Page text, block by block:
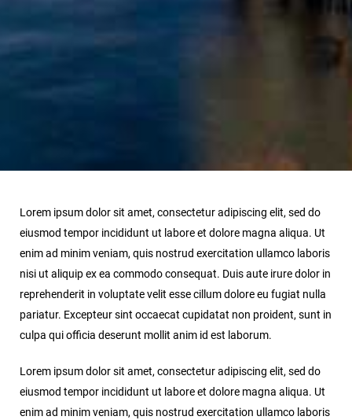
Lorem ipsum dolor sit amet, consectetur adipiscing elit, sed do
eiusmod tempor incididunt ut labore et dolore magna aliqua. Ut
enim ad minim veniam, quis nostrud exercitation ullamco laboris
nisi ut aliquip ex ea commodo consequat. Duis aute irure dolor in
reprehenderit in voluptate velit esse cillum dolore eu fugiat nulla
pariatur. Excepteur sint occaecat cupidatat non proident, sunt in
culpa qui officia deserunt mollit anim id est laborum.
Lorem ipsum dolor sit amet, consectetur adipiscing elit, sed do
eiusmod tempor incididunt ut labore et dolore magna aliqua. Ut
enim ad minim veniam, quis nostrud exercitation ullamco laboris